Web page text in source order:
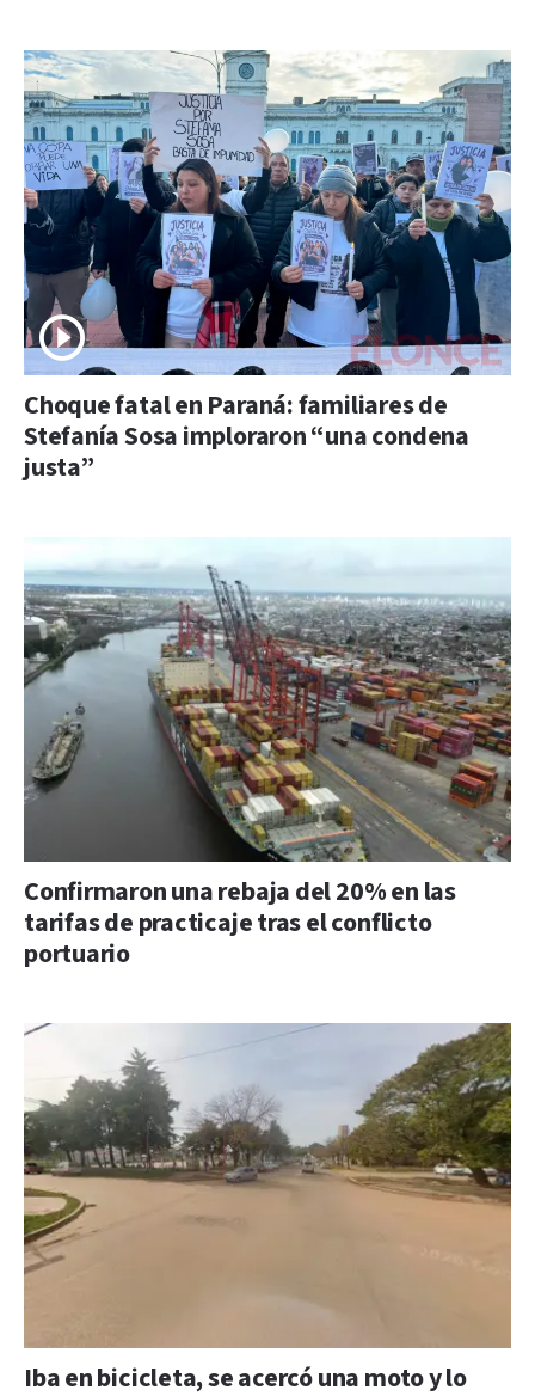
Choque fatal en Paraná: familiares de
Stefanía Sosa imploraron “una condena
justa”
Confirmaron una rebaja del 20% en las
tarifas de practicaje tras el conflicto
portuario
Iba en bicicleta, se acercó una moto y lo